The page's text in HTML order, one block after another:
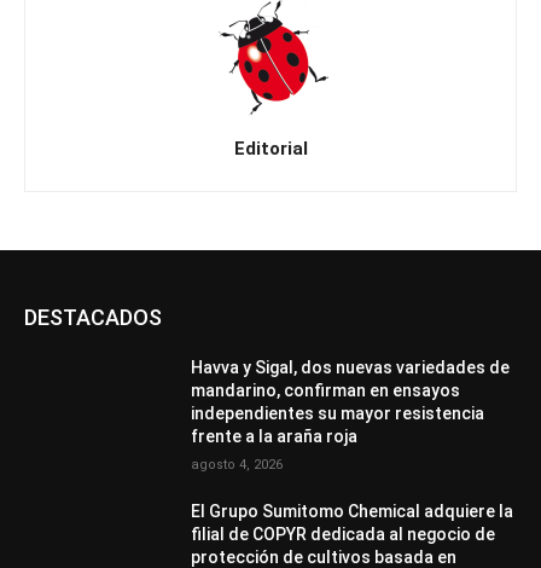
Editorial
DESTACADOS
Havva y Sigal, dos nuevas variedades de
mandarino, confirman en ensayos
independientes su mayor resistencia
frente a la araña roja
agosto 4, 2026
El Grupo Sumitomo Chemical adquiere la
filial de COPYR dedicada al negocio de
protección de cultivos basada en